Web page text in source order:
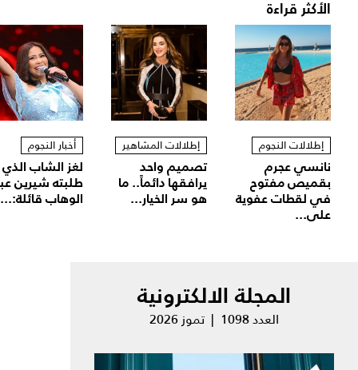
الأكثر قراءة
إطلالات النجوم
نانسي عجرم
بقميص مفتوح
في لقطات عفوية
على...
إطلالات المشاهير
تصميم واحد
يرافقها دائماً.. ما
هو سر الخيار...
أخبار النجوم
لغز الشاب الذي
طلبته شيرين
الوهاب قائلة:...
المجلة الالكترونية
العدد 1098 | تموز 2026